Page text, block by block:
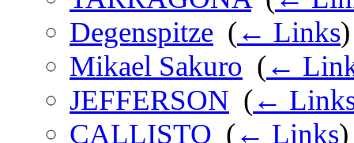
Degenspitze (← Links)
Mikael Sakuro (←
JEFFERSON (←
CALLISTO (← Links)